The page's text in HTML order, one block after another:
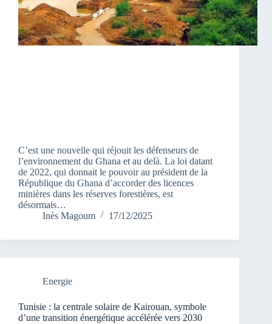
C’est une nouvelle qui réjouit les défenseurs de
l’environnement du Ghana et au delà. La loi datant
de 2022, qui donnait le pouvoir au président de la
République du Ghana d’accorder des licences
minières dans les réserves forestières, est
désormais…
Inès Magoum
17/12/2025
Energie
Tunisie : la centrale solaire de Kairouan, symbole
d’une transition énergétique accélérée vers 2030